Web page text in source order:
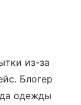
из-за
Блогер
одежды